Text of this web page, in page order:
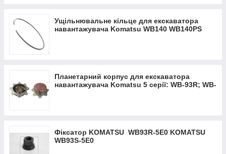
Ущільнювальне кільце для екскаватора
навантажувача Komatsu WB140 WB140PS
Планетарний корпус для екскаватора
навантажувача Komatsu 5 серії: WB-93R; WB-
Фіксатор KOMATSU WB93R-5Е0 KOMATSU
WB93S-5Е0